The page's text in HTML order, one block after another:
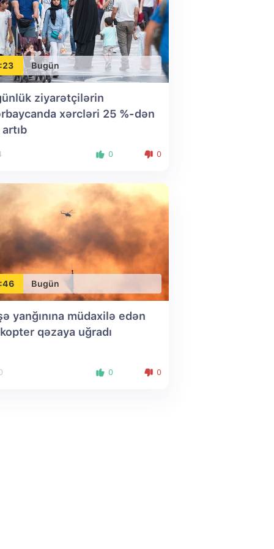
Bugün
ziyarətçilərin
xərcləri 25 %-dən
0 0
Bugün
yanğınına müdaxilə edən
qəzaya uğradı
0 0